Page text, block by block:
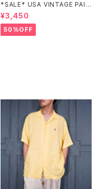
*SALE* USA VINTAGE PAIS
LEY PATTERNED DESIGN S
KIRT/アメリカ古着ペイズリー
柄デザインスカート
¥3,450
50%OFF